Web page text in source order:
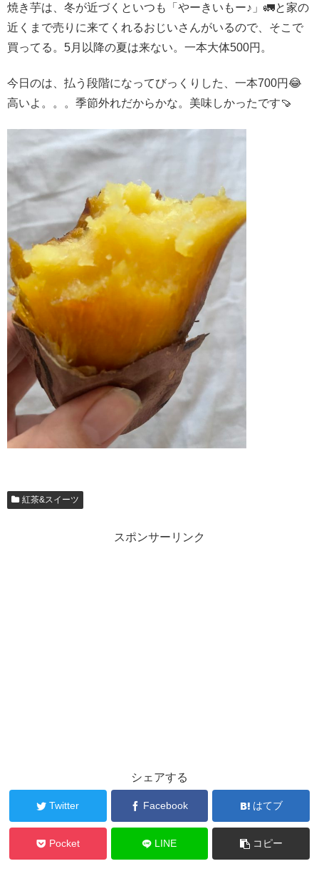
焼き芋は、冬が近づくといつも「やーきいもー♪」🚛と家の
近くまで売りに来てくれるおじいさんがいるので、そこで
買ってる。5月以降の夏は来ない。一本大体500円。
今日のは、払う段階になってびっくりした、一本700円😂
高いよ。。。季節外れだからかな。美味しかったです🍠
紅茶&スイーツ
スポンサーリンク
シェアする
Twitter Facebook はてブ
Pocket LINE コピー